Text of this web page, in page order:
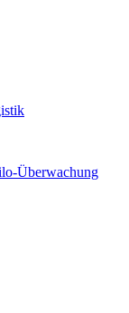
Überwachung